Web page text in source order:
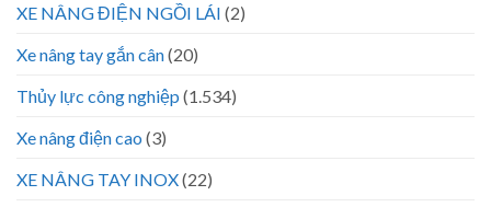
XE NÂNG ĐIỆN NGỒI LÁI (2)
Xe nâng tay gắn cân(20)
Thủy lực công nghiệp (1.534)
Xe nâng điện cao (3)
XE NÂNG TAY INOX(22)